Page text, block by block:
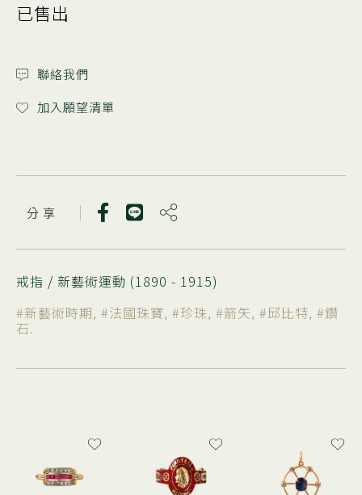
已售出
聯絡我們
加入願望清單
分 享
戒指 / 新藝術運動 (1890 - 1915)
#新藝術時期, #法國珠寶, #珍珠, #箭矢, #邱比特, #鑽
石.